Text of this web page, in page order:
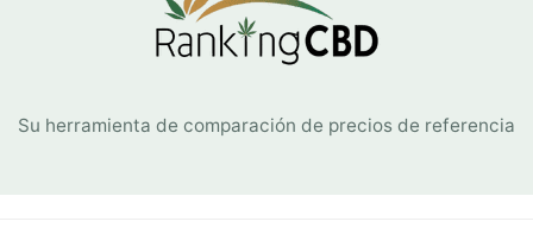
Su herramienta de comparación de precios de referencia